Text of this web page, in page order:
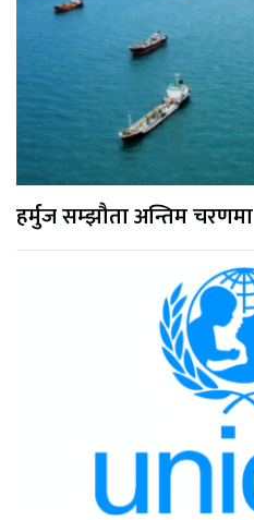
हर्मुज सम्झौता अन्तिम चरणमा